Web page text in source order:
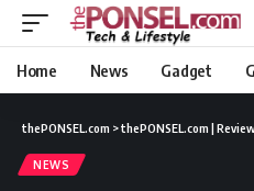
Home News Gadget
thePONSEL.com >thePONSEL.com |
NEWS